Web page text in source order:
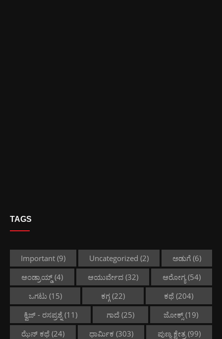
TAGS
Important (9) Uncategorized (2) ಅಡುಗೆ (6)
ಆಂಡ್ರಾಯ್ಡ್(4) ಆಯುರ್ವೇದ(32) ಆರೋಗ್ಯ (54)
ಒಗಟು(15) ಕಗ್ಗ(22) ಕಥೆ (204)
ಕ್ವಿಜ್ - ರಸಪ್ರಶ್ನೆ (11) ಗಾದೆ(25) ಜೋಕ್ಸ್ (19)
ಝೆನ್ ಕಥೆ(24) ಧಾರ್ಮಿಕ (303) ಪುಣ್ಯ ಕ್ಷೇತ್ರ(99)